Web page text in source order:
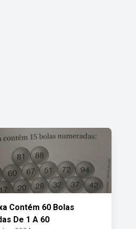
Contém 60 Bolas
De 1 A 60